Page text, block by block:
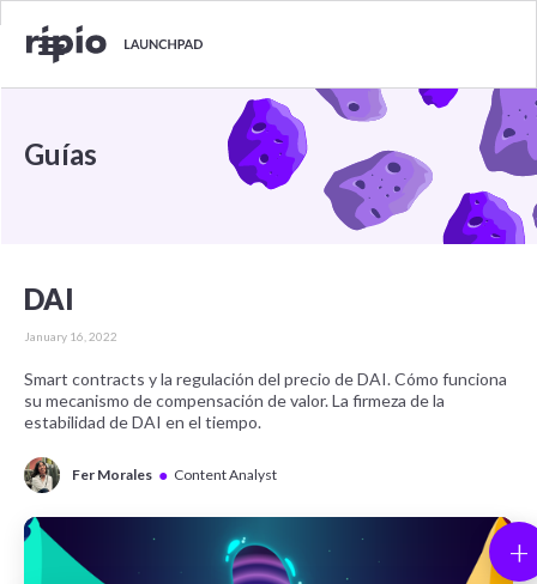
Guías
DAI
January 16, 2022
Smart contracts y la regulación del precio de DAI. Cómo funciona
su mecanismo de compensación de valor. La firmeza de la
estabilidad de DAI en el tiempo.
Fer Morales ● Content Analyst
+